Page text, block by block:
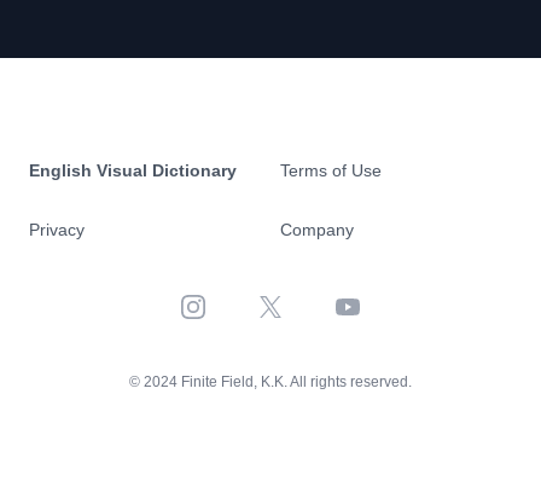
English Visual Dictionary
Privacy
Terms of Use
Company
Instagram X YouTube
© 2024 Finite Field, K.K. All rights reserved.